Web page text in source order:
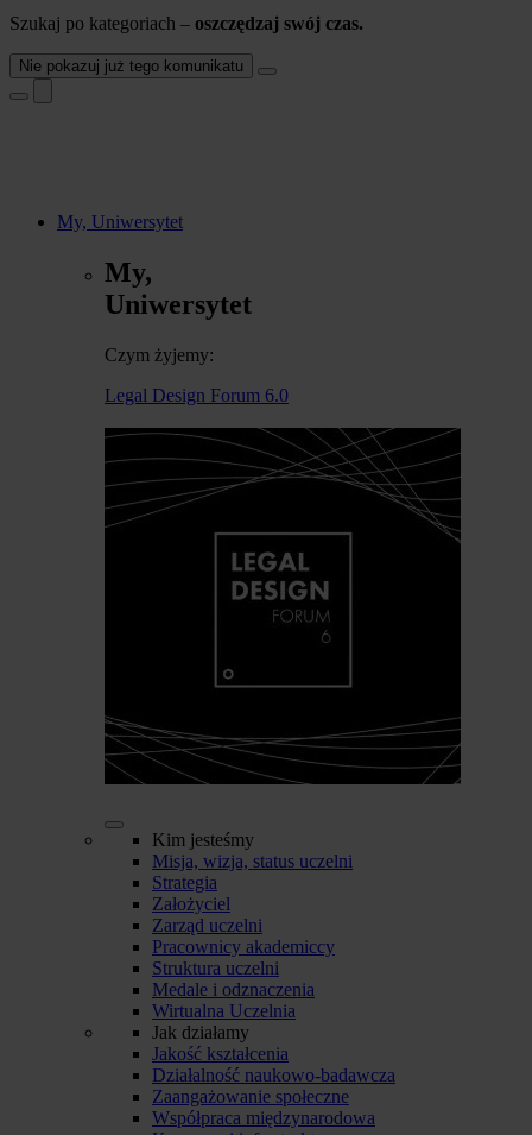
Szukaj po kategoriach – oszczędzaj swój czas.
Nie pokazuj już tego komunikatu
My, Uniwersytet
My,
Uniwersytet
Czym żyjemy:
Legal Design Forum 6.0
Kim jesteśmy
Misja, wizja, status uczelni
Strategia
Założyciel
Zarząd uczelni
Pracownicy akademiccy
Struktura uczelni
Medale i odznaczenia
Wirtualna Uczelnia
Jak działamy
Jakość kształcenia
Działalność naukowo-badawcza
Zaangażowanie społeczne
Współpraca międzynarodowa